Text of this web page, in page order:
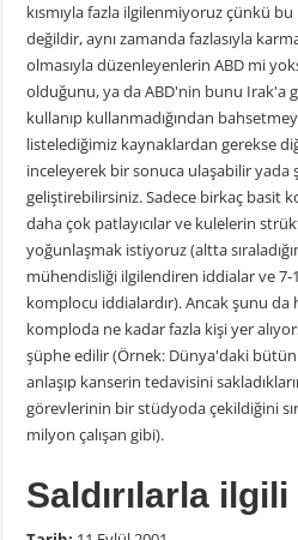
kısmıyla fazla ilgilenmiyoruz çünkü
değildir, aynı zamanda fazlasıyla
olmasıyla düzenleyenlerin ABD mi
olduğunu, ya da ABD'nin bunu Irak'a
kullanıp kullanmadığından
listelediğimiz kaynaklardan gerekse
inceleyerek bir sonuca ulaşabilir yada
geliştirebilirsiniz. Sadece birkaç basit
daha çok patlayıcılar ve kulelerin
yoğunlaşmak istiyoruz (altta
mühendisliği ilgilendiren iddialar ve 7-
komplocu iddialardır). Ancak şunu da
komploda ne kadar fazla kişi yer
şüphe edilir (Örnek: Dünya'daki
anlaşıp kanserin tedavisini
görevlerinin bir stüdyoda çekildiğini sır
milyon çalışan gibi).
Saldırılarla